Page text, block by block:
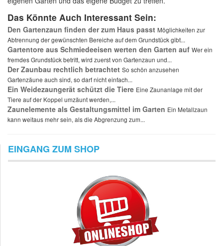
Das Könnte Auch Interessant Sein:
Den Gartenzaun finden der zum Haus passt Möglichkeiten zur
Abtrennung der gewünschten Bereiche auf dem Grundstück gibt...
Gartentore aus Schmiedeeisen werten den Garten auf Wer ein
fremdes Grundstück betritt, wird zuerst von Gartenzaun und...
Der Zaunbau rechtlich betrachtet So schön anzusehen
Gartenzäune auch sind, so darf nicht einfach...
Ein Weidezaungerät schützt die Tiere Eine Zaunanlage mit der
Tiere auf der Koppel umzäunt werden,...
Zaunelemente als Gestaltungsmittel im Garten Ein Metallzaun
kann weitaus mehr sein, als die Abgrenzung zum...
EINGANG ZUM SHOP